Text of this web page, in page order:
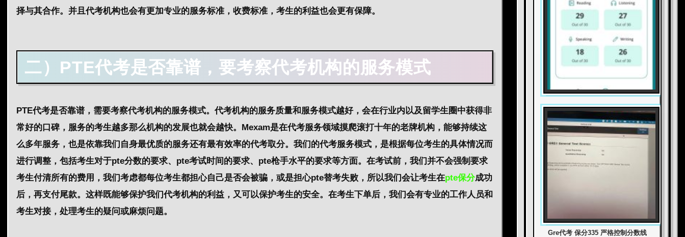
择与其合作。并且代考机构也会有更加专业的服务标准，收费标准，考生的利益也会更有保障。
二）PTE代考是否靠谱，要考察代考机构的服务模式
PTE代考是否靠谱，需要考察代考机构的服务模式。代考机构的服务质量和服务模式越好，会在行业内以及留学生圈中获得非
常好的口碑，服务的考生越多那么机构的发展也就会越快。Mexam是在代考服务领域摸爬滚打十年的老牌机构，能够持续这
么多年服务，也是依靠我们自身最优质的服务还有最有效率的代考取分。我们的代考服务模式，是根据每位考生的具体情况而
进行调整，包括考生对于pte分数的要求、pte考试时间的要求、pte枪手水平的要求等方面。在考试前，我们并不会强制要求
考生付清所有的费用，我们考虑都每位考生都担心自己是否会被骗，或是担心pte替考失败，所以我们会让考生在pte保分成功
后，再支付尾款。这样既能够保护我们代考机构的利益，又可以保护考生的安全。在考生下单后，我们会有专业的工作人员和
考生对接，处理考生的疑问或麻烦问题。
Gre代考 保分335 严格控制分数线